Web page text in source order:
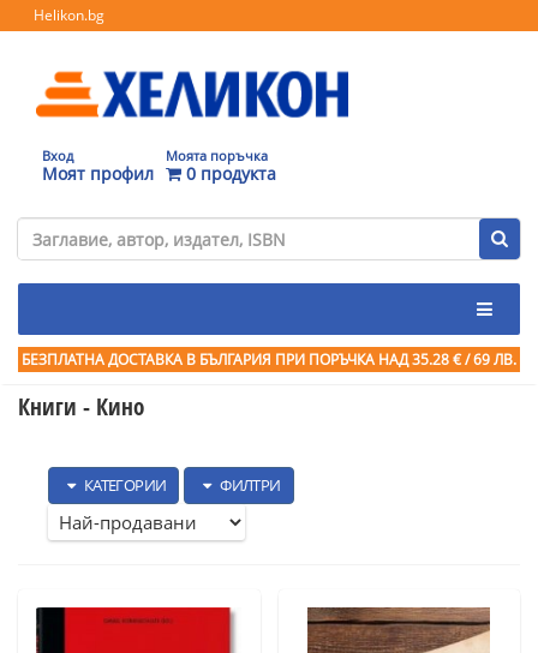
Helikon.bg
Вход
Моят профил
Моята поръчка
0 продукта
БЕЗПЛАТНА ДОСТАВКА В БЪЛГАРИЯ ПРИ ПОРЪЧКА НАД 35.28 € / 69 ЛВ.
Книги - Кино
КАТЕГОРИИ ФИЛТРИ